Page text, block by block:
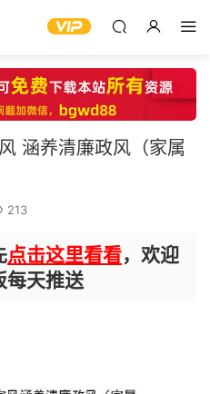
涵养清廉政风（家属
213
点击这里看看，欢迎
每天推送